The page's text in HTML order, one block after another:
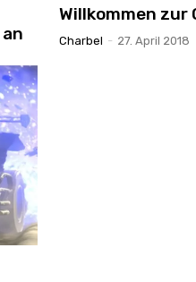
Willkommen zur
Charbel - 27. April 2018